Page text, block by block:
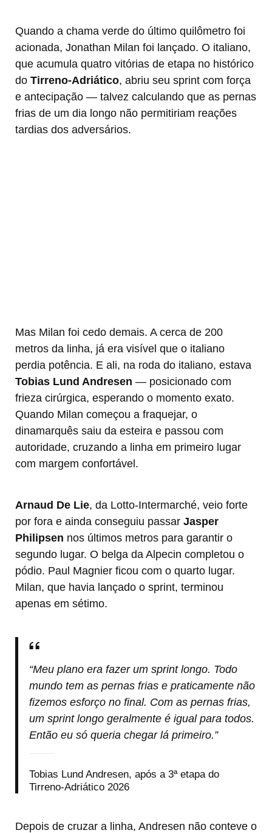
Quando a chama verde do último quilômetro foi
acionada, Jonathan Milan foi lançado. O italiano,
que acumula quatro vitórias de etapa no histórico
do Tirreno-Adriático, abriu seu sprint com força
e antecipação — talvez calculando que as pernas
frias de um dia longo não permitiriam reações
tardias dos adversários.
Mas Milan foi cedo demais. A cerca de 200
metros da linha, já era visível que o italiano
perdia potência. E ali, na roda do italiano, estava
Tobias Lund Andresen — posicionado com
frieza cirúrgica, esperando o momento exato.
Quando Milan começou a fraquejar, o
dinamarquês saiu da esteira e passou com
autoridade, cruzando a linha em primeiro lugar
com margem confortável.
Arnaud De Lie, da Lotto-Intermarché, veio forte
por fora e ainda conseguiu passar Jasper
Philipsen nos últimos metros para garantir o
segundo lugar. O belga da Alpecin completou o
pódio. Paul Magnier ficou com o quarto lugar.
Milan, que havia lançado o sprint, terminou
apenas em sétimo.
“Meu plano era fazer um sprint longo. Todo
mundo tem as pernas frias e praticamente não
fizemos esforço no final. Com as pernas frias,
um sprint longo geralmente é igual para todos.
Então eu só queria chegar lá primeiro.”
Tobias Lund Andresen, após a 3ª etapa do
Tirreno-Adriático 2026
Depois de cruzar a linha, Andresen não conteve o